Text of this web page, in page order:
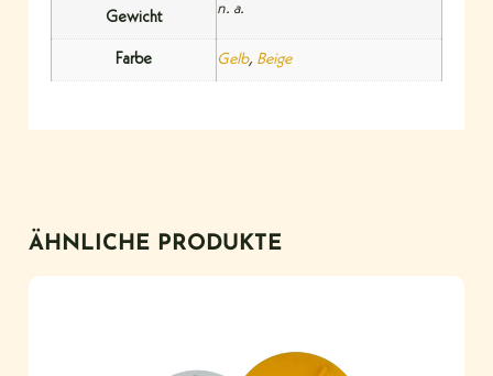
Gewicht
n. a.
Farbe Gelb, Beige
ÄHNLICHE PRODUKTE